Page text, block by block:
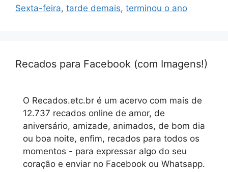
Sexta-feira, tarde demais, terminou o ano
Recados para Facebook (com Imagens!)
O Recados.etc.br é um acervo com mais de
12.737 recados online de amor, de
aniversário, amizade, animados, de bom dia
ou boa noite, enfim, recados para todos os
momentos - para expressar algo do seu
coração e enviar no Facebook ou Whatsapp.